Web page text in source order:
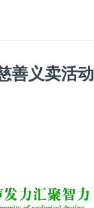
善义卖活动